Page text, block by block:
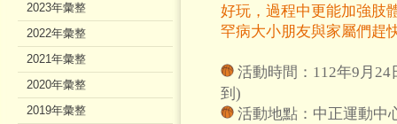
好玩，過程中更能加強肢
罕病大小朋友與家屬們趕
活動時間：112年9月24
到)
活動地點：中正運動中
2023年彙整
2022年彙整
2021年彙整
2020年彙整
2019年彙整